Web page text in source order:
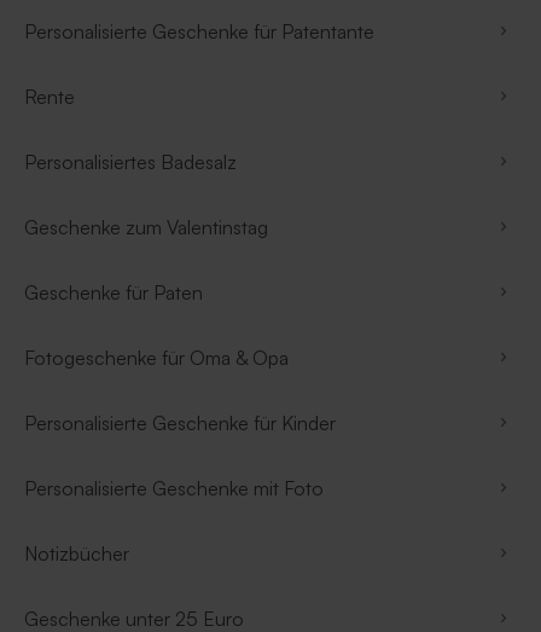
Personalisierte Geschenke für Patentante
Rente
Personalisiertes Badesalz
Geschenke zum Valentinstag
Geschenke für Paten
Fotogeschenke für Oma & Opa
Personalisierte Geschenke für Kinder
Personalisierte Geschenke mit Foto
Notizbücher
Geschenke unter 25 Euro